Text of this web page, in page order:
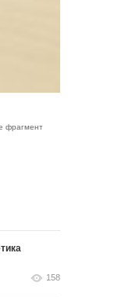
фрагмент
158